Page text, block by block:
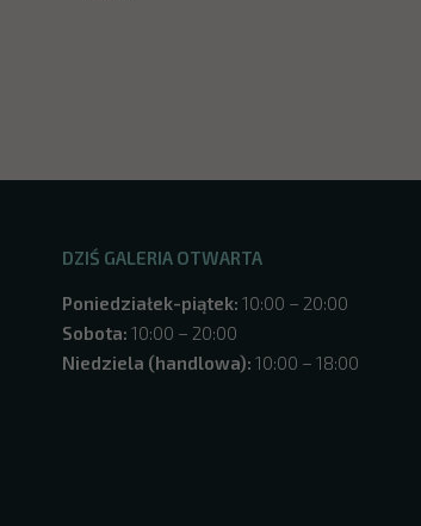
DZIŚ GALERIA OTWARTA
Poniedziałek-piątek: 10:00 – 20:00
Sobota: 10:00 – 20:00
Niedziela (handlowa): 10:00 – 18:00